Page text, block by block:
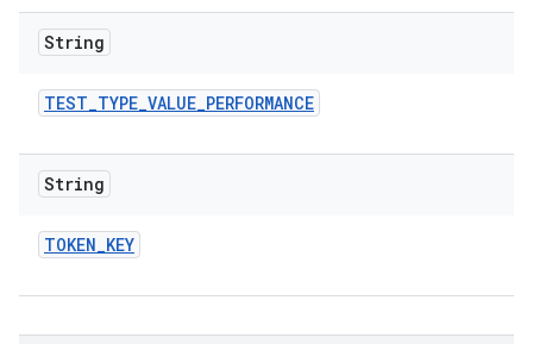
String
TEST_TYPE_VALUE_PERFORMANCE
String
TOKEN_KEY